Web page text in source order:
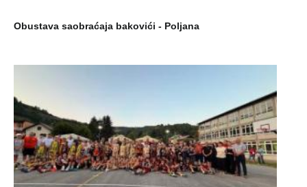
Obustava saobraćaja bakovići - Poljana